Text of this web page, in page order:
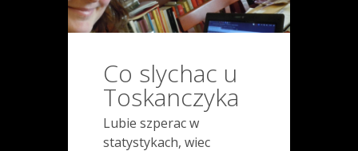
Co slychac u
Toskanczyka
Lubie szperac w
statystykach, wiec